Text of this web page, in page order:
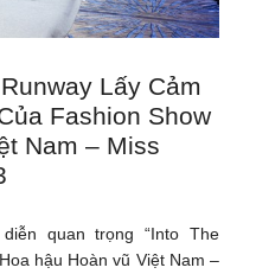
Lấy Cảm
Fashion Show
Nam – Miss
quan trọng “Into The
hậu Hoàn vũ Việt Nam –